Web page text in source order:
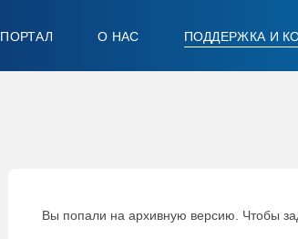
ПОРТАЛ О НАС ПОДДЕРЖКА И
Вы попали на архивную версию. Чтобы